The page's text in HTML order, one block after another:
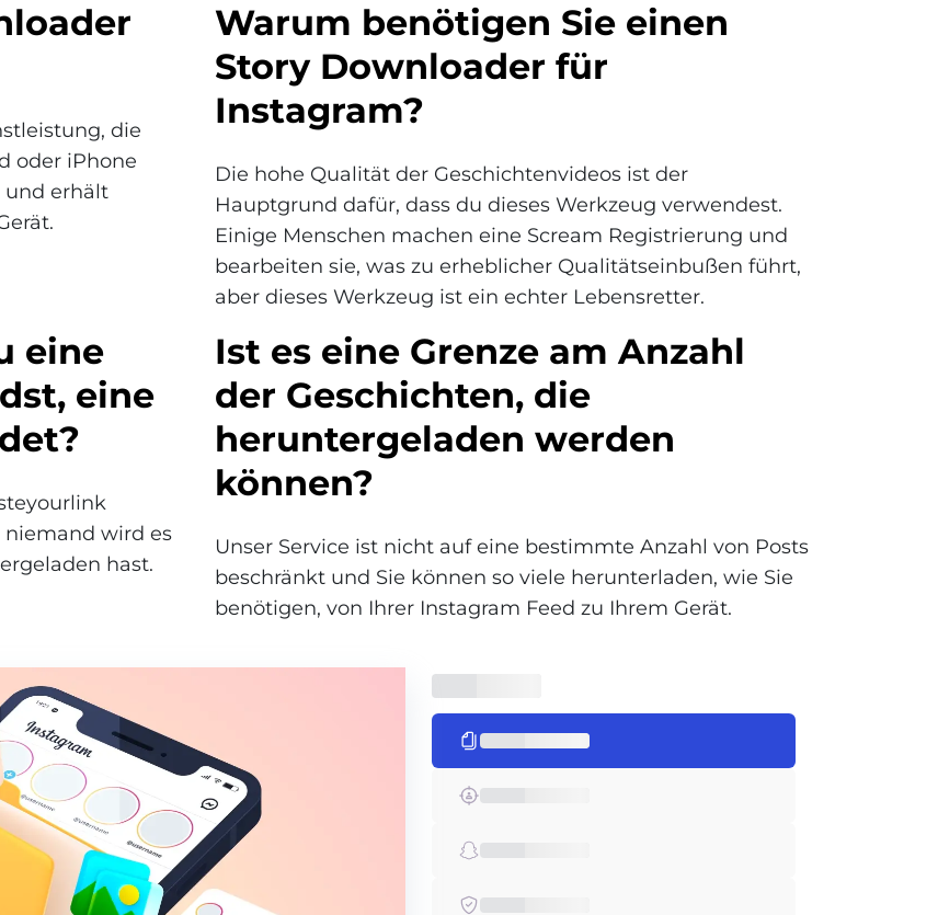
die
oder iPhone
und erhält
Warum benötigen Sie einen
Story Downloader für
Instagram?
Die hohe Qualität der Geschichtenvideos ist der
Hauptgrund dafür, dass du dieses Werkzeug verwendest.
Einige Menschen machen eine Scream Registrierung und
bearbeiten sie, was zu erheblicher Qualitätseinbußen führt,
aber dieses Werkzeug ist ein echter Lebensretter.
eine
eine
wird es
hast.
Ist es eine Grenze am Anzahl
der Geschichten, die
heruntergeladen werden
können?
Unser Service ist nicht auf eine bestimmte Anzahl von Posts
beschränkt und Sie können so viele herunterladen, wie Sie
benötigen, von Ihrer Instagram Feed zu Ihrem Gerät.